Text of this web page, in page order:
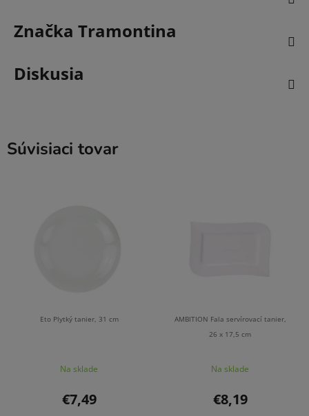
Značka Tramontina
Diskusia
Súvisiaci tovar
Eto Plytký tanier, 31 cm
Na sklade
€7,49
AMBITION Fala servírovací tanier,
26 x 17,5 cm
Na sklade
€8,19